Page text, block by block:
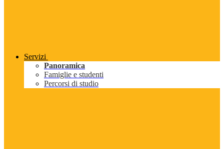
Servizi
Panoramica
Famiglie e studenti
Percorsi di studio